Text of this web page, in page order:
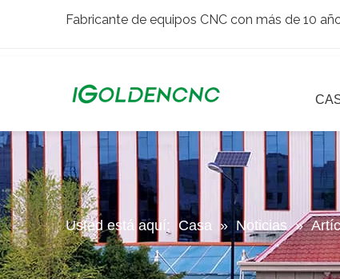
Fabricante de equipos CNC con más de 10
Usted está aquí: Casa » Noticias »